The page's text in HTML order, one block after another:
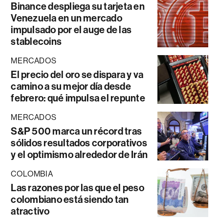
Binance despliega su tarjeta en
Venezuela en un mercado
impulsado por el auge de las
stablecoins
MERCADOS
El precio del oro se dispara y va
camino a su mejor día desde
febrero: qué impulsa el repunte
MERCADOS
S&P 500 marca un récord tras
sólidos resultados corporativos
y el optimismo alrededor de Irán
COLOMBIA
Las razones por las que el peso
colombiano está siendo tan
atractivo